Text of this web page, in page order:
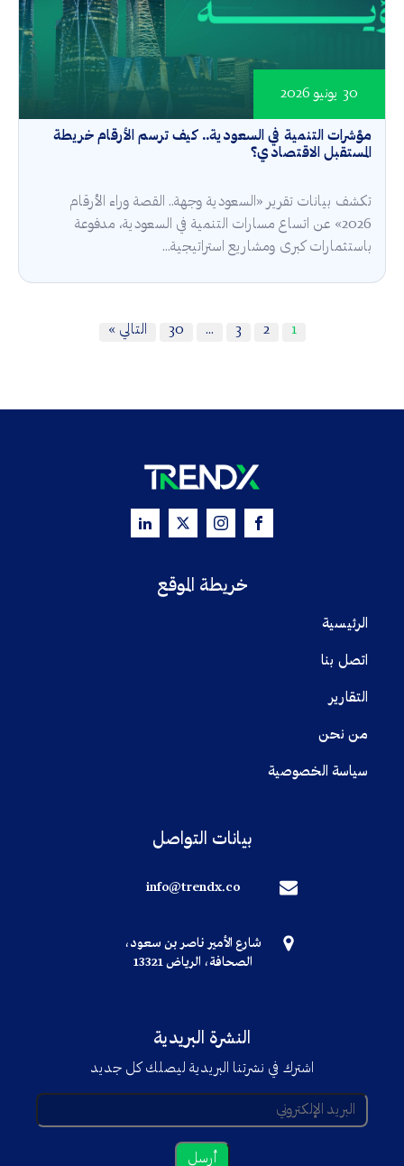
مؤشرات التنمية في السعودية.. كيف ترسم الأرقام خريطة
المستقبل الاقتصادي؟
30 يونيو 2026
تكشف بيانات تقرير «السعودية وجهة.. القصة وراء الأرقام
2026» عن اتساع مسارات التنمية في السعودية، مدفوعة
باستثمارات كبرى ومشاريع استراتيجية...
1
2
3
…
30 التالي »
خريطة الموقع
الرئيسية
اتصل بنا
التقارير
من نحن
سياسة الخصوصية
بيانات التواصل
info@trendx.co
شارع الأمير ناصر بن سعود،
الصحافة، الرياض 13321
النشرة البريدية
اشترك في نشرتنا البريدية ليصلك كل جديد